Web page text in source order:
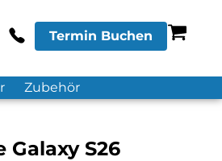
Termin Buchen
Zubehör
S26